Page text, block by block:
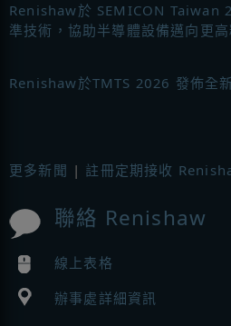
Renishaw於 SEMICON Taiwan
準技術，協助半導體設備邁向更
Renishaw於TMTS 2026 發佈全
更多新聞 | 註冊定期接收
聯絡 Renishaw
線上表格
辦事處詳細資訊